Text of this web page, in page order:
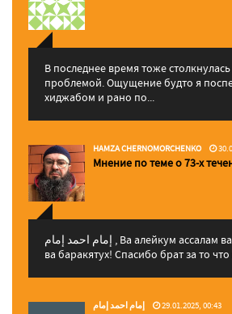
В последнее время тоже столкнулась
проблемой. Ощущение будто я
хиджабом и рано по...
HAMZA CHERNOMORCHENKO
Мнение по теме о 73-х
إمام احمد إمام , Ва алейкум ассалам ва рахматуЛлахи
ва баракятух! Спасибо брат за то
إمام احمد إمام 29.01.2025, 00:43